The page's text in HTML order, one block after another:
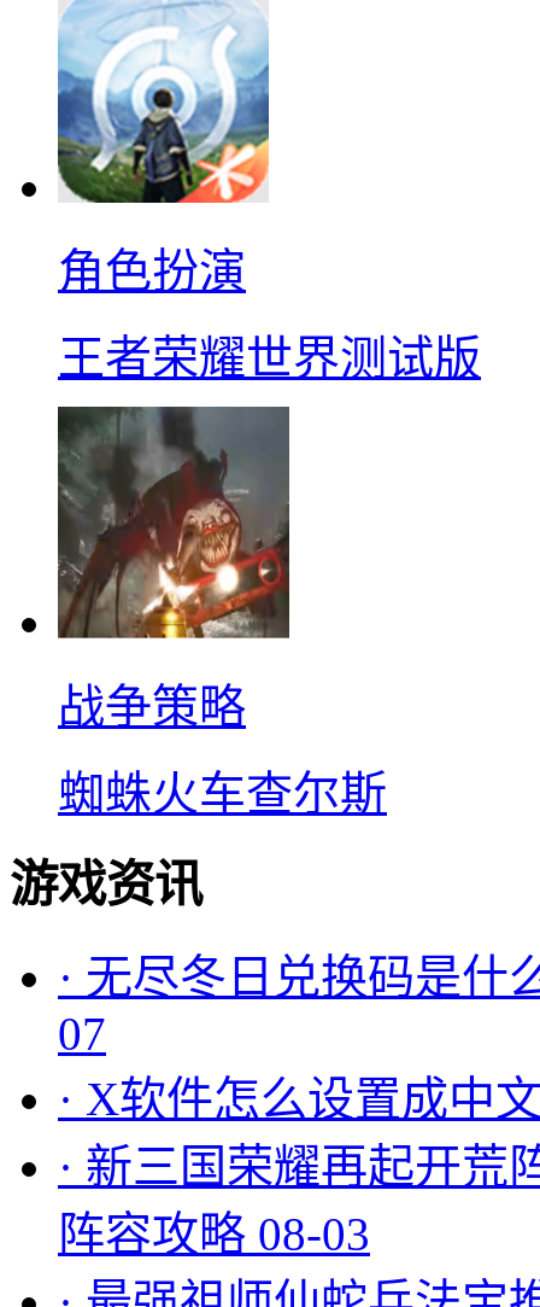
角色扮演
王者荣耀世界测试版
战争策略
蜘蛛火车查尔斯
游戏资讯
· 无尽冬日兑换码是什
07
· X软件怎么设置成中
· 新三国荣耀再起开荒
阵容攻略 08-03